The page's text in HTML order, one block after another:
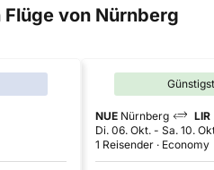
von Nürnberg
NUE Nürnberg LIR
Di. 06. Okt. - Sa. 10.
1 Reisender
Economy